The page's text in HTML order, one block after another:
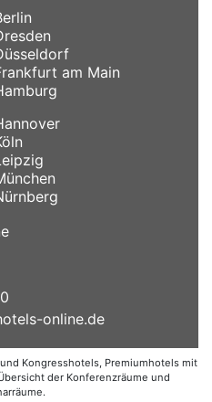
am Main
online.de
Kongresshotels, Premiumhotels mit
der Konferenzräume und